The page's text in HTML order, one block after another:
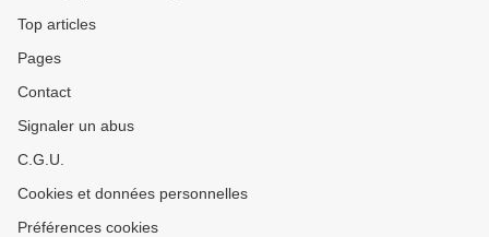
Top articles
Pages
Contact
Signaler un abus
C.G.U.
Cookies et données personnelles
Préférences cookies